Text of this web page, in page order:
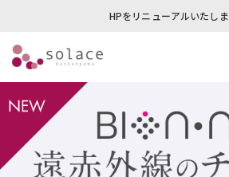
HPをリニューアルいたし
ソラーチェ代官山オ